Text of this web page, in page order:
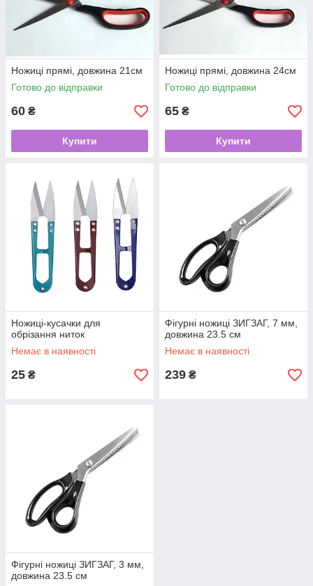
Ножиці прямі, довжина 21см
Готово до відправки
60 ₴
Купити
Ножиці прямі, довжина 24см
Готово до відправки
65 ₴
Купити
Ножиці-кусачки для
обрізання ниток
Немає в наявності
25 ₴
Фігурні ножиці ЗИГЗАГ, 7 мм,
довжина 23.5 см
Немає в наявності
239 ₴
Фігурні ножиці ЗИГЗАГ, 3 мм,
довжина 23.5 см